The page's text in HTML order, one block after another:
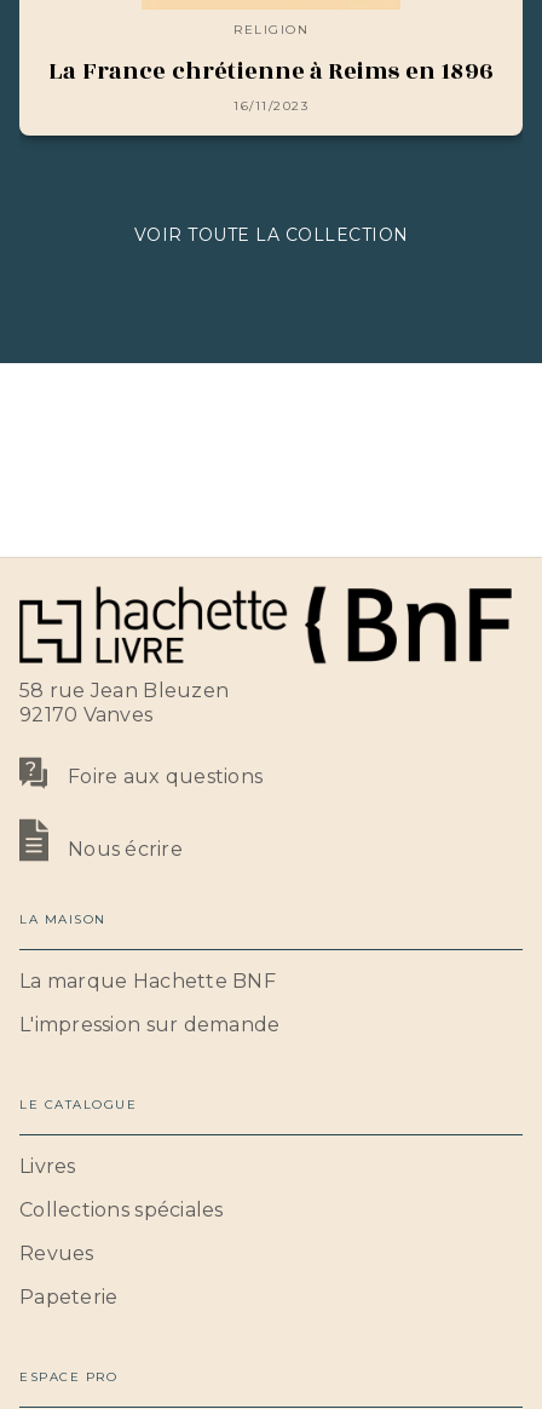
RELIGION
La France chrétienne à Reims en 1896
16/11/2023
VOIR TOUTE LA COLLECTION
58 rue Jean Bleuzen
92170 Vanves
Foire aux questions
Nous écrire
LA MAISON
La marque Hachette BNF
L'impression sur demande
LE CATALOGUE
Livres
Collections spéciales
Revues
Papeterie
ESPACE PRO